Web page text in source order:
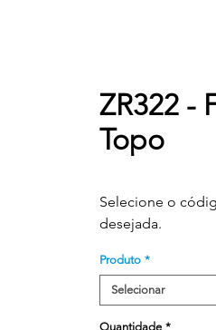
ZR322 -
Topo
Selecione o
desejada.
Produto *
Selecionar
Quantidade *